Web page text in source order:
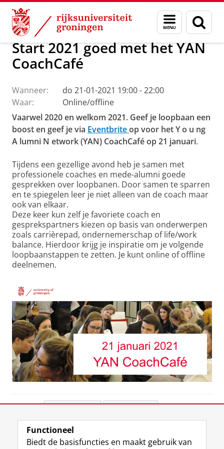
Skip
Content
Skip
Navigation
Menu
en
zoeken
Over ons Actueel Evenementen
Start 2021 goed met het YAN
CoachCafé
Wanneer:
do 21-01-2021 19:00 - 22:00
Waar:
Online/offline
Vaarwel 2020 en welkom 2021. Geef je loopbaan een
boost en geef je via Eventbriteop voor het Yo u ng
A lumni N etwork (YAN) CoachCaféop 21 januari.
Tijdens een gezellige avond heb je samen met
professionele coaches en mede-alumni goede
gesprekken over loopbanen. Door samen te sparren
en te spiegelen leer je niet alleen van de coach maar
ook van elkaar.
Deze keer kun zelf je favoriete coach en
gesprekspartners kiezen op basis van onderwerpen
zoals carrièrepad, ondernemerschap of life/work
balance. Hierdoor krijg je inspiratie om je volgende
loopbaanstappen te zetten. Je kunt online of offline
deelnemen.
View this page in:English
Functioneel
Biedt de basisfuncties en maakt gebruik van